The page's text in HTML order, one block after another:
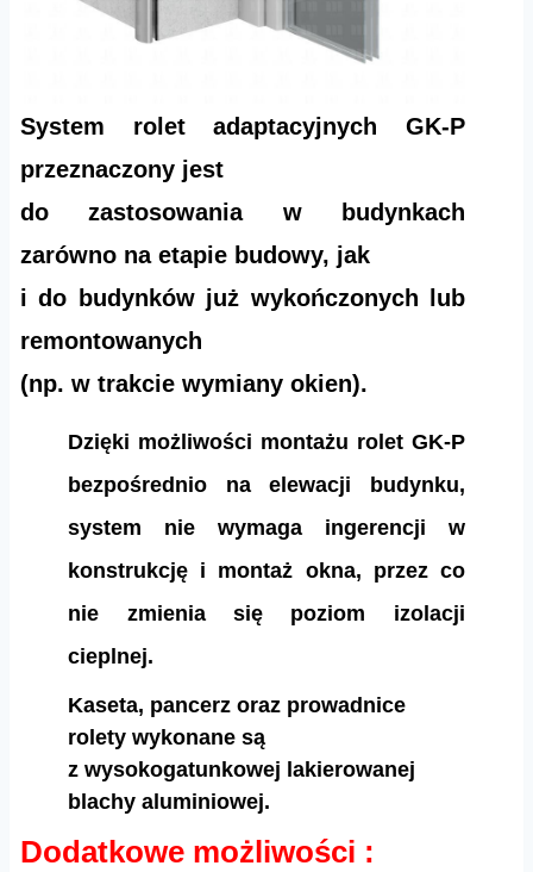
System rolet adaptacyjnych GK-P
przeznaczony jest
do zastosowania w budynkach
zarówno na etapie budowy, jak
i do budynków już wykończonych lub
remontowanych
(np. w trakcie wymiany okien).
Dzięki możliwości montażu rolet GK-P
bezpośrednio na elewacji budynku,
system nie wymaga ingerencji w
konstrukcję i montaż okna, przez co
nie zmienia się poziom izolacji
cieplnej.
Kaseta, pancerz oraz prowadnice
rolety wykonane są
z wysokogatunkowej lakierowanej
blachy aluminiowej.
Dodatkowe możliwości :